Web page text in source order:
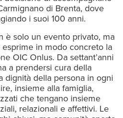
di Brenta, dove
i suoi 100 anni.
è solo un evento privato, ma
in modo concreto la
OIC Onlus. Da settant’anni
a prendersi cura della
dignità della persona in ogni
insieme alla famiglia,
che tengano insieme
relazionali e affettivi. Le